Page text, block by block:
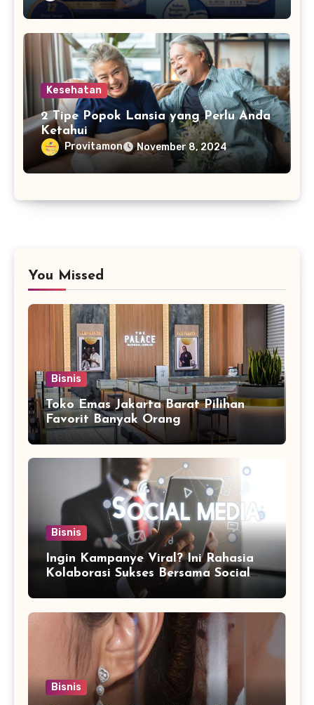
Kesehatan
2 Tipe Popok Lansia yang Perlu Anda
Ketahui
Provitamon November 8, 2024
You Missed
Bisnis
Toko Emas Jakarta Barat Pilihan
Favorit Banyak Orang
Bisnis
Ingin Kampanye Viral? Ini Rahasia
Kolaborasi Sukses Bersama Social
Media Marketing Agency
Bisnis